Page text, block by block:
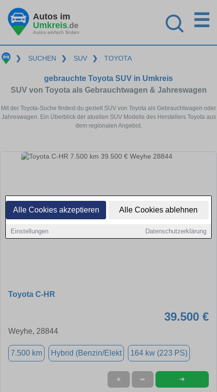
Alle Cookies akzeptieren Alle Cookies ablehnen
Einstellungen Datenschutzerklärung
Autos im
Umkreis.de
Autos einfach finden
☰
❯ SUCHEN ❯ SUV ❯ TOYOTA
gebrauchte Toyota SUV in Umkreis
SUV von Toyota als Gebrauchtwagen & Jahreswagen
Mit der Toyota-Suche findest du gezielt SUV von Toyota als Gebrauchtwagen oder
Jahreswagen. Ein Überblick der atuellen SUV Modelle des Herstellers Toyota aus
dem regionalen Angebot.
Toyota C-HR
39.500 €
Weyhe, 28844
7.500 km Hybrid (Benzin/Elekt 164 kw (223 PS)
★ ➦ ➜